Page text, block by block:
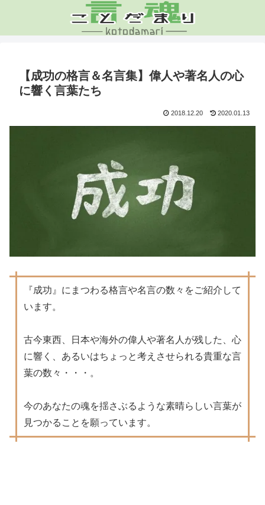
【成功の格言＆名言集】偉人や著名人の心
に響く言葉たち
2018.12.20 2020.01.13
『成功』にまつわる格言や名言の数々をご紹介して
います。
古今東西、日本や海外の偉人や著名人が残した、心
に響く、あるいはちょっと考えさせられる貴重な言
葉の数々・・・。
今のあなたの魂を揺さぶるような素晴らしい言葉が
見つかることを願っています。